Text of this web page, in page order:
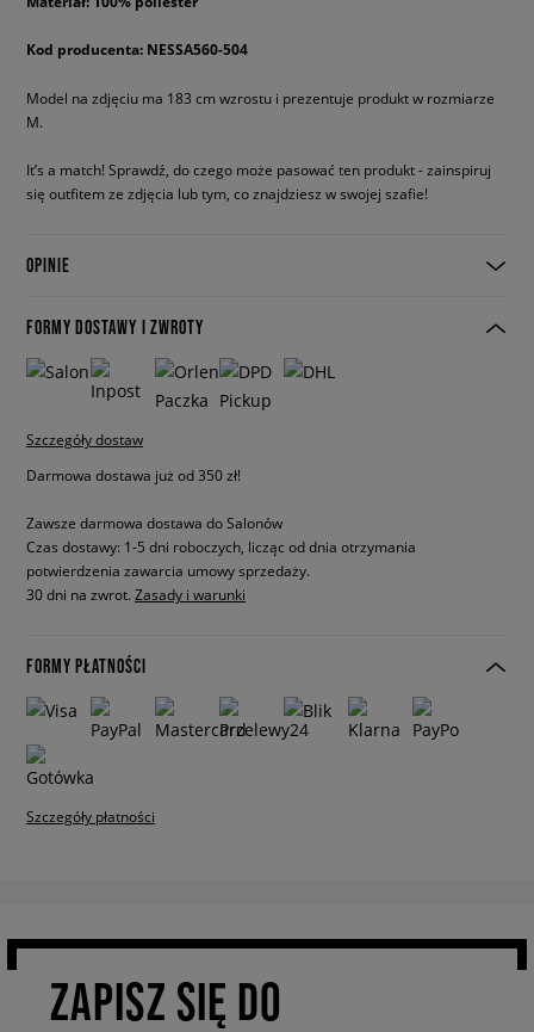
Kod producenta: NESSA560-504
Model na zdjęciu ma 183 cm wzrostu i prezentuje produkt w rozmiarze
M.
It’s a match! Sprawdź, do czego może pasować ten produkt - zainspiruj
się outfitem ze zdjęcia lub tym, co znajdziesz w swojej szafie!
OPINIE
FORMY DOSTAWY I ZWROTY
Szczegóły dostaw
Darmowa dostawa już od 350 zł!
Zawsze darmowa dostawa do Salonów
Czas dostawy: 1-5 dni roboczych, licząc od dnia otrzymania
potwierdzenia zawarcia umowy sprzedaży.
30 dni na zwrot. Zasady i warunki
FORMY PŁATNOŚCI
Szczegóły płatności
ZAPISZ SIĘ DO